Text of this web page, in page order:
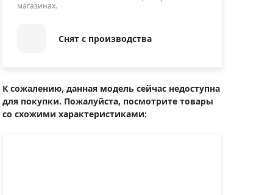
Курвиметры
Тестеры качества воды
магазинах.
Снят с производства
К сожалению, данная модель сейчас недоступна
для покупки. Пожалуйста, посмотрите товары
со схожими характеристиками: